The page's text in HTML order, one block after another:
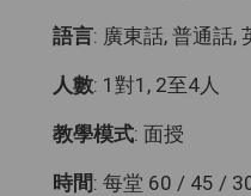
語言: 廣東話, 普通話,
人數: 1對1, 2至4人
教學模式: 面授
時間: 每堂 60 / 45 /